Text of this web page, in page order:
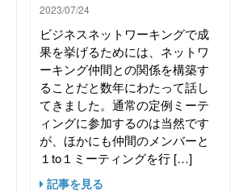
2023/07/24
ビジネスネットワーキングで成
果を挙げるためには、ネットワ
ーキング仲間との関係を構築す
ることだと数年にわたって話し
てきました。通常の定例ミーテ
ィングに参加するのは当然です
が、ほかにも仲間のメンバーと
１to１ミーティングを行 […]
記事を見る